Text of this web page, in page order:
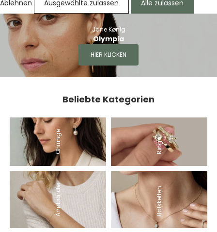
Ablehnen
Ausgewählte zulassen Alle zulassen
Jane Kønig
Olympia
HIER KLICKEN
Beliebte Kategorien
Ohrringe Ringe
Armbänder Halsketten